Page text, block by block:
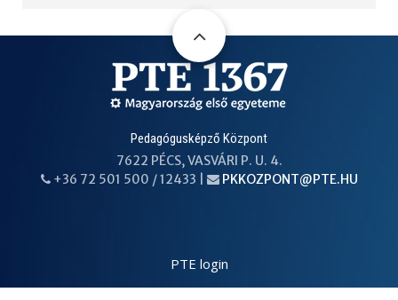
Pedagógusképző Központ
7622 PÉCS, VASVÁRI P. U. 4.
PHONE
+36 72 501 500 / 12433 | EMAIL
PKKOZPONT@PTE.HU
PTE login